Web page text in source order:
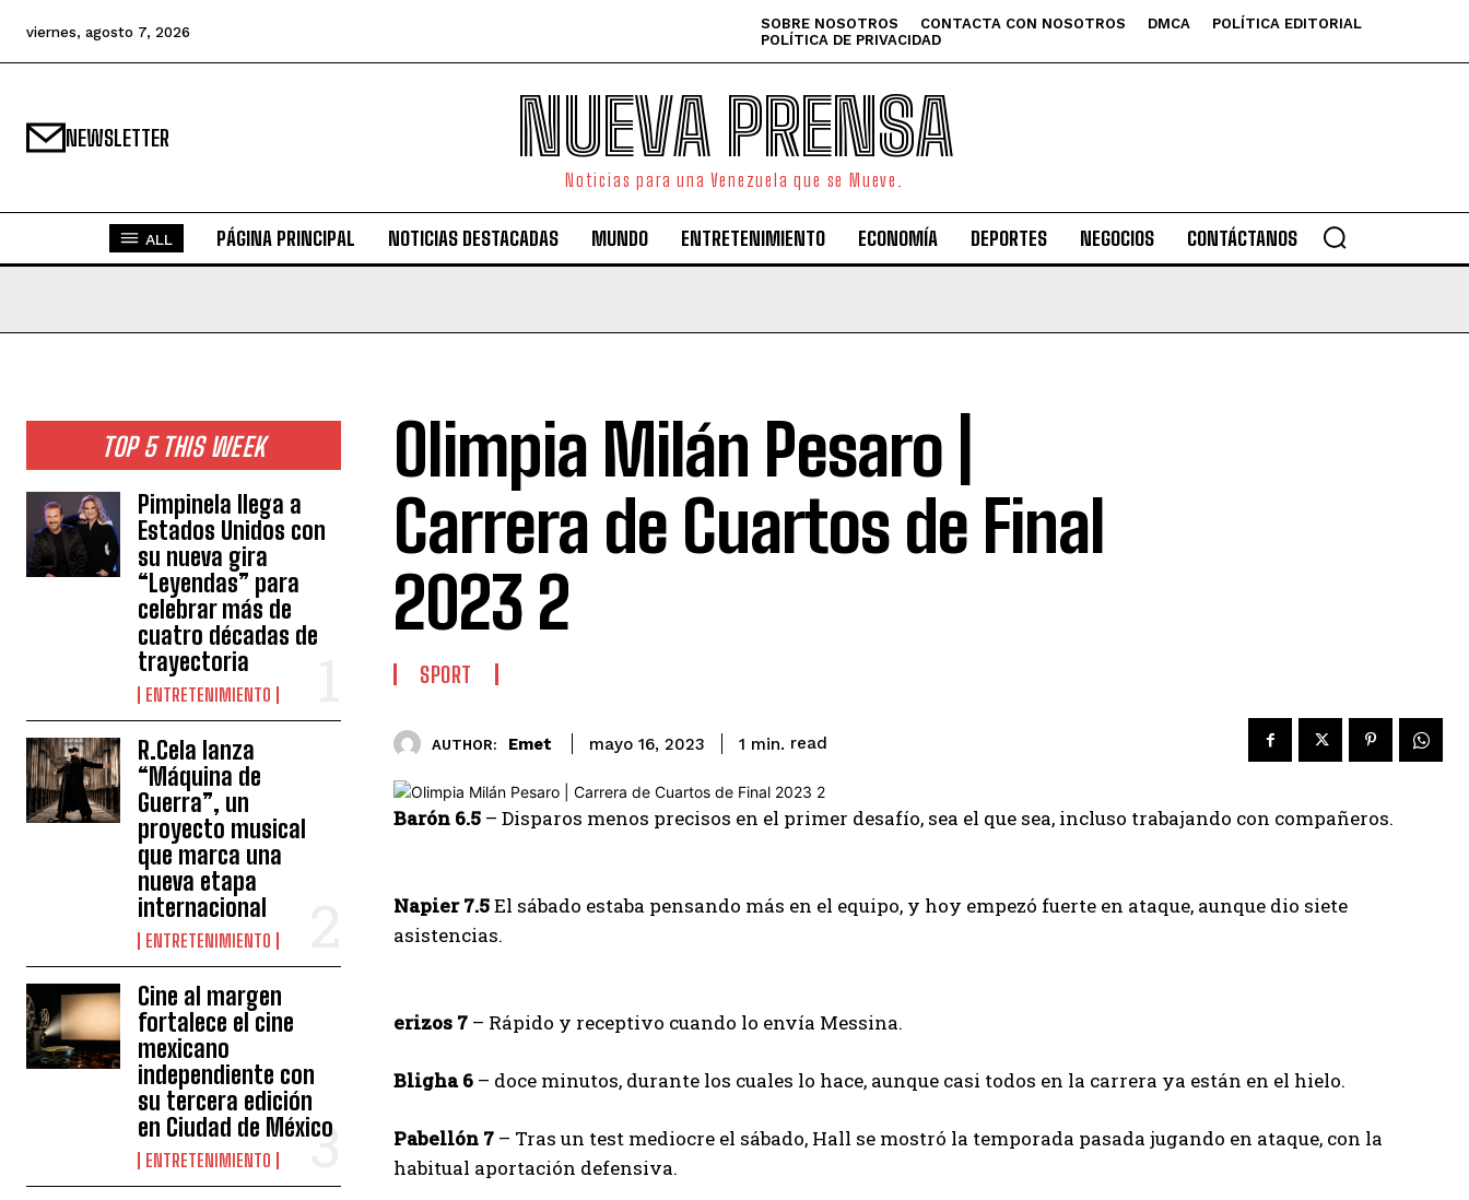
viernes, agosto 7, 2026 SOBRE NOSOTROS CONTACTA CON NOSOTROS DMCA
POLÍTICA EDITORIAL
POLÍTICA DE PRIVACIDAD
NEWSLETTER NUEVA PRENSA
Noticias para una Venezuela que se Mueve.
ALL PÁGINA PRINCIPAL NOTICIAS DESTACADAS MUNDO ENTRETENIMIENTO ECONOMÍA DEPORTES NEGOCIOS CONTÁCTANOS
TOP 5 THIS WEEK
Pimpinela llega a
Estados Unidos con
su nueva gira
“Leyendas” para
celebrar más de
cuatro décadas de
trayectoria
ENTRETENIMIENTO
R.Cela lanza
“Máquina de
Guerra”, un
proyecto musical
que marca una
nueva etapa
internacional
ENTRETENIMIENTO
Cine al margen
fortalece el cine
mexicano
independiente con
su tercera edición
en Ciudad de México
ENTRETENIMIENTO
Olimpia Milán Pesaro |
Carrera de Cuartos de Final
2023 2
SPORT
AUTHOR: Emet mayo 16, 2023 1 min. read
Barón 6.5 – Disparos menos precisos en el primer desafío, sea el que sea, incluso trabajando con compañeros.
Napier 7.5El sábado estaba pensando más en el equipo, y hoy empezó fuerte en ataque, aunque dio siete
asistencias.
erizos 7 – Rápido y receptivo cuando lo envía Messina.
Bligha 6 – doce minutos, durante los cuales lo hace, aunque casi todos en la carrera ya están en el hielo.
Pabellón 7 – Tras un test mediocre el sábado, Hall se mostró la temporada pasada jugando en ataque, con la
habitual aportación defensiva.